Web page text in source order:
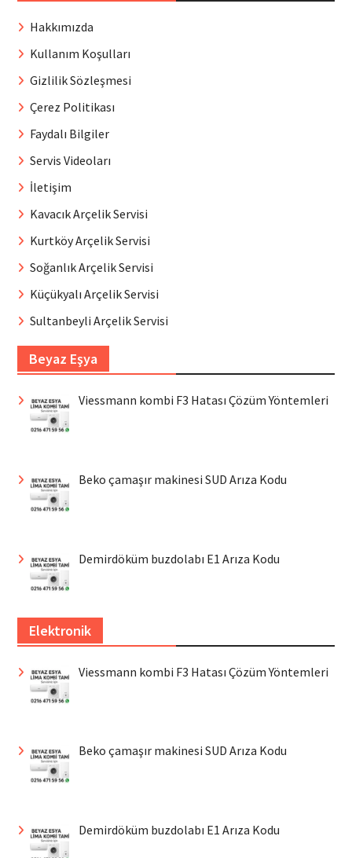
Hakkımızda
Kullanım Koşulları
Gizlilik Sözleşmesi
Çerez Politikası
Faydalı Bilgiler
Servis Videoları
İletişim
Kavacık Arçelik Servisi
Kurtköy Arçelik Servisi
Soğanlık Arçelik Servisi
Küçükyalı Arçelik Servisi
Sultanbeyli Arçelik Servisi
Beyaz Eşya
Viessmann kombi F3 Hatası Çözüm Yöntemleri
Beko çamaşır makinesi SUD Arıza Kodu
Demirdöküm buzdolabı E1 Arıza Kodu
Elektronik
Viessmann kombi F3 Hatası Çözüm Yöntemleri
Beko çamaşır makinesi SUD Arıza Kodu
Demirdöküm buzdolabı E1 Arıza Kodu